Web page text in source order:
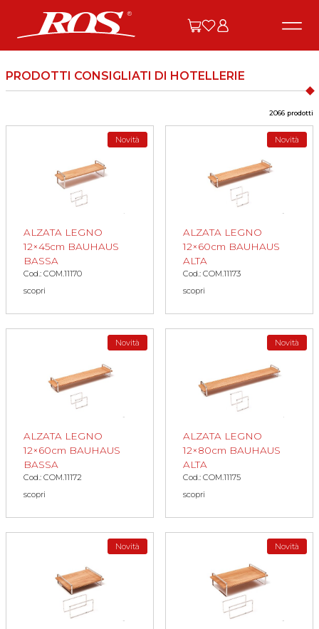
PRODOTTI CONSIGLIATI DI HOTELLERIE
2066 prodotti
Novità
ALZATA LEGNO
12×45cm BAUHAUS
BASSA
Cod.: COM.11170
scopri
Novità
ALZATA LEGNO
12×60cm BAUHAUS
ALTA
Cod.: COM.11173
scopri
Novità
ALZATA LEGNO
12×60cm BAUHAUS
BASSA
Cod.: COM.11172
scopri
Novità
ALZATA LEGNO
12×80cm BAUHAUS
ALTA
Cod.: COM.11175
scopri
Novità Novità